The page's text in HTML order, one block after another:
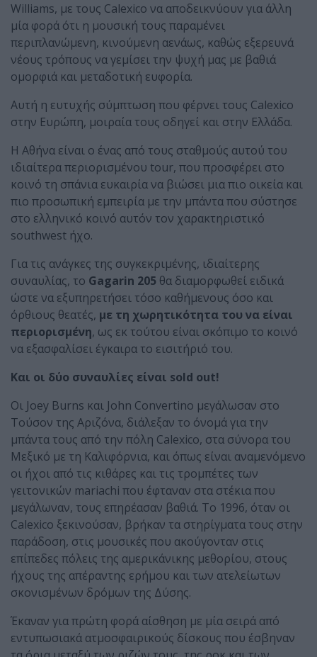
Williams, με τους Calexico να αποδεικνύουν για άλλη
μία φορά ότι η μουσική τους παραμένει
περιπλανώμενη, κινούμενη αενάως, καθώς εξερευνά
νέους τρόπους να γεμίσει την ψυχή μας με βαθιά
ομορφιά και μεταδοτική ευφορία.
Αυτή η ευτυχής σύμπτωση που φέρνει τους Calexico
στην Ευρώπη, μοιραία τους οδηγεί και στην Ελλάδα.
Η Αθήνα είναι ο ένας από τους σταθμούς αυτού του
ιδιαίτερα περιορισμένου tour, που προσφέρει στο
κοινό τη σπάνια ευκαιρία να βιώσει μια πιο οικεία και
πιο προσωπική εμπειρία με την μπάντα που σύστησε
στο ελληνικό κοινό αυτόν τον χαρακτηριστικό
southwest ήχο.
Για τις ανάγκες της συγκεκριμένης, ιδιαίτερης
συναυλίας, το Gagarin 205 θα διαμορφωθεί ειδικά
ώστε να εξυπηρετήσει τόσο καθήμενους όσο και
όρθιους θεατές, με τη χωρητικότητα του να είναι
περιορισμένη, ως εκ τούτου είναι σκόπιμο το κοινό
να εξασφαλίσει έγκαιρα το εισιτήριό του.
Και οι δύο συναυλίες είναι sold out!
Οι Joey Burns και John Convertino μεγάλωσαν στο
Τούσον της Αριζόνα, διάλεξαν το όνομά για την
μπάντα τους από την πόλη Calexico, στα σύνορα του
Μεξικό με τη Καλιφόρνια, και όπως είναι αναμενόμενο
οι ήχοι από τις κιθάρες και τις τρομπέτες των
γειτονικών mariachi που έφταναν στα στέκια που
μεγάλωναν, τους επηρέασαν βαθιά. Το 1996, όταν οι
Calexico ξεκινούσαν, βρήκαν τα στηρίγματα τους στην
παράδοση, στις μουσικές που ακούγονταν στις
επίπεδες πόλεις της αμερικάνικης μεθορίου, στους
ήχους της απέραντης ερήμου και των ατελείωτων
σκονισμένων δρόμων της Δύσης.
Έκαναν για πρώτη φορά αίσθηση με μία σειρά από
εντυπωσιακά ατμοσφαιρικούς δίσκους που έσβηναν